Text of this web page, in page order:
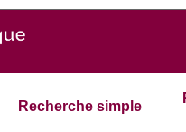
Recherche simple